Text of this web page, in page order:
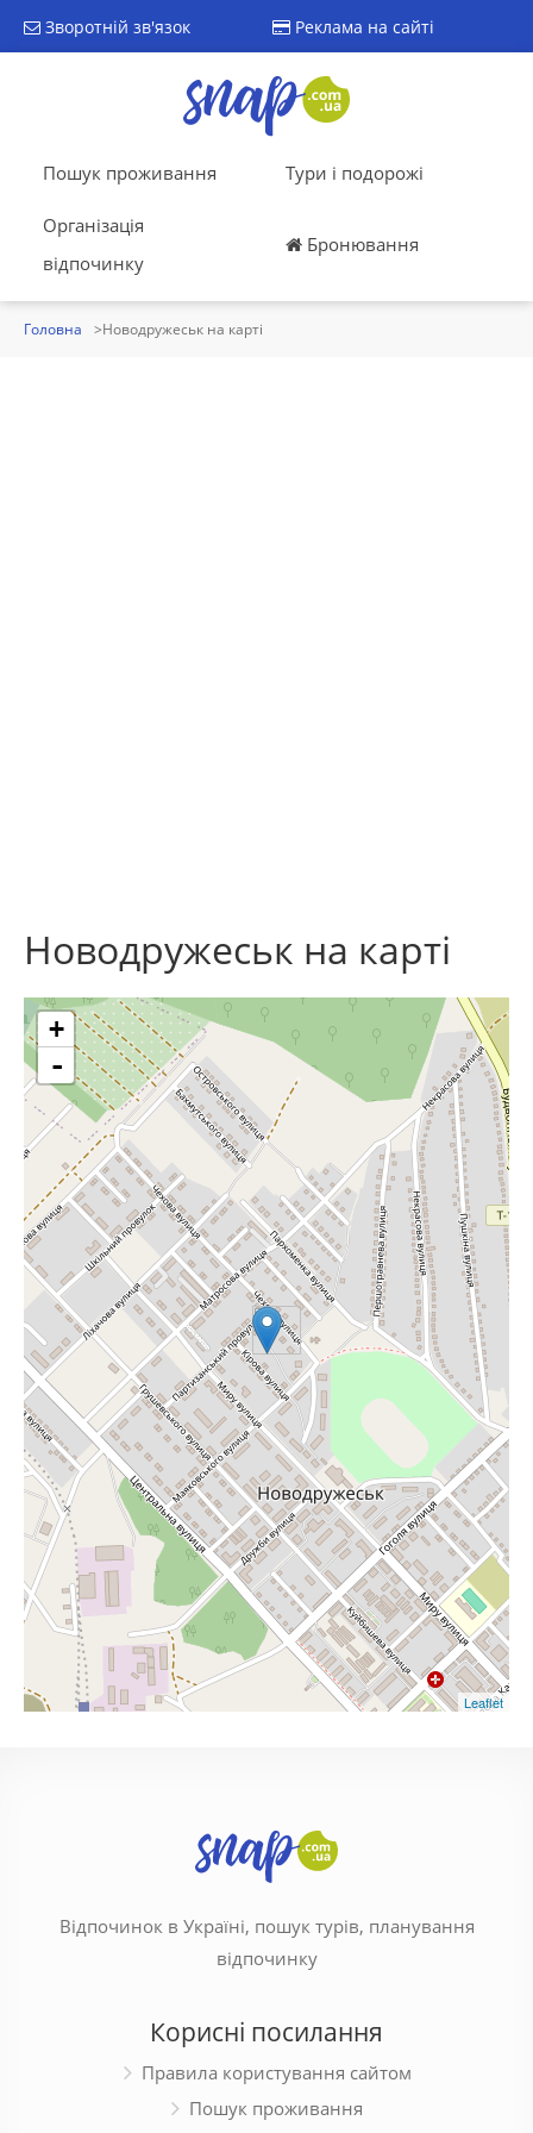
Зворотній зв'язок Реклама на сайті
Пошук проживання Тури і подорожі
Організація
відпочинку
Бронювання
Головна Новодружеськ на карті
Новодружеськ на карті
+
-
Leaflet
Відпочинок в Україні, пошук турів, планування
відпочинку
Корисні посилання
Правила користування сайтом
Пошук проживання